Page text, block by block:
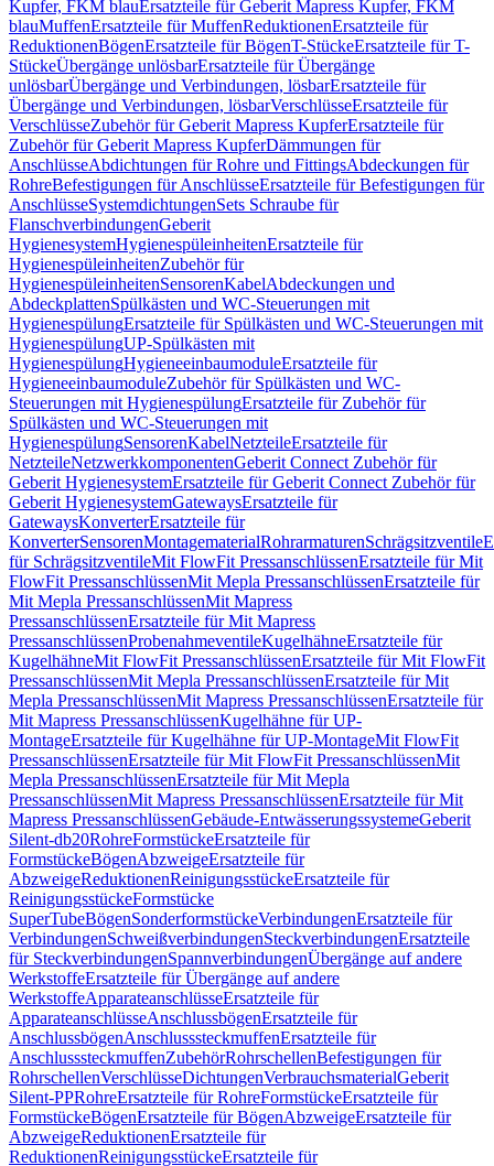
Kupfer, FKM blauErsatzteile für Geberit Mapress Kupfer, FKM
blauMuffenErsatzteile für MuffenReduktionenErsatzteile für
ReduktionenBögenErsatzteile für BögenT-StückeErsatzteile für T-
StückeÜbergänge unlösbarErsatzteile für Übergänge
unlösbarÜbergänge und Verbindungen, lösbarErsatzteile für
Übergänge und Verbindungen, lösbarVerschlüsseErsatzteile für
VerschlüsseZubehör für Geberit Mapress KupferErsatzteile für
Zubehör für Geberit Mapress KupferDämmungen für
AnschlüsseAbdichtungen für Rohre und FittingsAbdeckungen für
RohreBefestigungen für AnschlüsseErsatzteile für Befestigungen für
AnschlüsseSystemdichtungenSets Schraube für
FlanschverbindungenGeberit
HygienesystemHygienespüleinheitenErsatzteile für
HygienespüleinheitenZubehör für
HygienespüleinheitenSensorenKabelAbdeckungen und
AbdeckplattenSpülkästen und WC-Steuerungen mit
HygienespülungErsatzteile für Spülkästen und WC-Steuerungen mit
HygienespülungUP-Spülkästen mit
HygienespülungHygieneeinbaumoduleErsatzteile für
HygieneeinbaumoduleZubehör für Spülkästen und WC-
Steuerungen mit HygienespülungErsatzteile für Zubehör für
Spülkästen und WC-Steuerungen mit
HygienespülungSensorenKabelNetzteileErsatzteile für
NetzteileNetzwerkkomponentenGeberit Connect Zubehör für
Geberit HygienesystemErsatzteile für Geberit Connect Zubehör für
Geberit HygienesystemGatewaysErsatzteile für
GatewaysKonverterErsatzteile für
KonverterSensorenMontagematerialRohrarmaturenSchrägsitzventile
für SchrägsitzventileMit FlowFit PressanschlüssenErsatzteile für Mit
FlowFit PressanschlüssenMit Mepla PressanschlüssenErsatzteile für
Mit Mepla PressanschlüssenMit Mapress
PressanschlüssenErsatzteile für Mit Mapress
PressanschlüssenProbenahmeventileKugelhähneErsatzteile für
KugelhähneMit FlowFit PressanschlüssenErsatzteile für Mit FlowFit
PressanschlüssenMit Mepla PressanschlüssenErsatzteile für Mit
Mepla PressanschlüssenMit Mapress PressanschlüssenErsatzteile für
Mit Mapress PressanschlüssenKugelhähne für UP-
MontageErsatzteile für Kugelhähne für UP-MontageMit FlowFit
PressanschlüssenErsatzteile für Mit FlowFit PressanschlüssenMit
Mepla PressanschlüssenErsatzteile für Mit Mepla
PressanschlüssenMit Mapress PressanschlüssenErsatzteile für Mit
Mapress PressanschlüssenGebäude-EntwässerungssystemeGeberit
Silent-db20RohreFormstückeErsatzteile für
FormstückeBögenAbzweigeErsatzteile für
AbzweigeReduktionenReinigungsstückeErsatzteile für
ReinigungsstückeFormstücke
SuperTubeBögenSonderformstückeVerbindungenErsatzteile für
VerbindungenSchweißverbindungenSteckverbindungenErsatzteile
für SteckverbindungenSpannverbindungenÜbergänge auf andere
WerkstoffeErsatzteile für Übergänge auf andere
WerkstoffeApparateanschlüsseErsatzteile für
ApparateanschlüsseAnschlussbögenErsatzteile für
AnschlussbögenAnschlusssteckmuffenErsatzteile für
AnschlusssteckmuffenZubehörRohrschellenBefestigungen für
RohrschellenVerschlüsseDichtungenVerbrauchsmaterialGeberit
Silent-PPRohreErsatzteile für RohreFormstückeErsatzteile für
FormstückeBögenErsatzteile für BögenAbzweigeErsatzteile für
AbzweigeReduktionenErsatzteile für
ReduktionenReinigungsstückeErsatzteile für